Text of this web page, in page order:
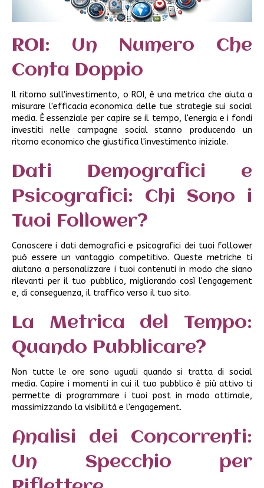
ROI: Un Numero Che
Conta Doppio
Il ritorno sull'investimento, o ROI, è una metrica che aiuta a
misurare l'efficacia economica delle tue strategie sui social
media. È essenziale per capire se il tempo, l'energia e i fondi
investiti nelle campagne social stanno producendo un
ritorno economico che giustifica l'investimento iniziale.
Dati Demografici e
Psicografici: Chi Sono i
Tuoi Follower?
Conoscere i dati demografici e psicografici dei tuoi follower
può essere un vantaggio competitivo. Queste metriche ti
aiutano a personalizzare i tuoi contenuti in modo che siano
rilevanti per il tuo pubblico, migliorando così l'engagement
e, di conseguenza, il traffico verso il tuo sito.
La Metrica del Tempo:
Quando Pubblicare?
Non tutte le ore sono uguali quando si tratta di social
media. Capire i momenti in cui il tuo pubblico è più attivo ti
permette di programmare i tuoi post in modo ottimale,
massimizzando la visibilità e l'engagement.
Analisi dei Concorrenti:
Un Specchio per